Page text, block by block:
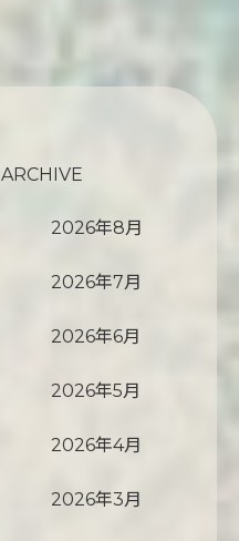
ARCHIVE
2026年8月
2026年7月
2026年6月
2026年5月
2026年4月
2026年3月